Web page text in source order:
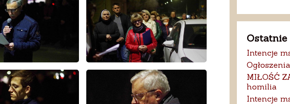
Intencje
MIŁOŚĆ
homilia
Intencje